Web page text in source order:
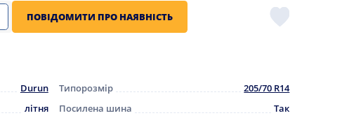
ПОВІДОМИТИ ПРО НАЯВНІСТЬ
Durun Типорозмір
205/70 R14
літня Посилена шина
Так